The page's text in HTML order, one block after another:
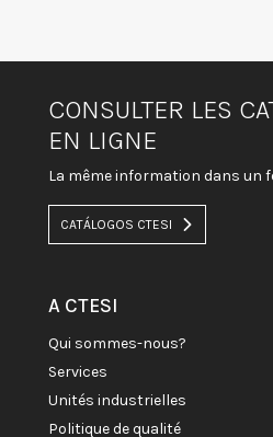
CONSULTER LES
EN LIGNE
La même information dans un
CATÁLOGOS CTESI
A CTESI
qui sommes-nous?
services
unités industrielles
politique de qualité